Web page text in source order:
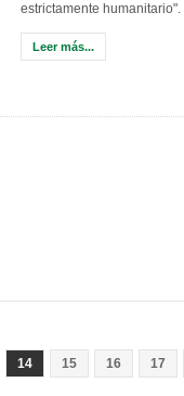
estrictamente humanitario".
Leer más...
14 15 16 17